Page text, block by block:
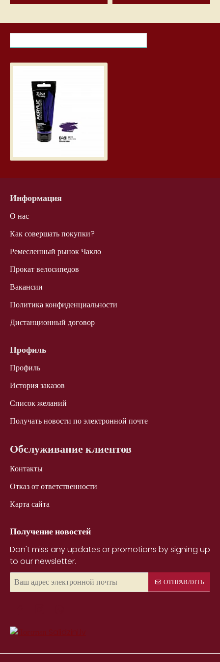
Информация
О нас
Как совершать покупки?
Ремесленный рынок Чакло
Прокат велосипедов
Вакансии
Политика конфиденциальности
Дистанционный договор
Профиль
Профиль
История заказов
Список желаний
Получать новости по электронной почте
Обслуживание клиентов
Контакты
Отказ от ответственности
Карта сайта
Получение новостей
Don't miss any updates or promotions by signing up
to our newsletter.
адрес
электронной
ОТПРАВЛЯТЬ